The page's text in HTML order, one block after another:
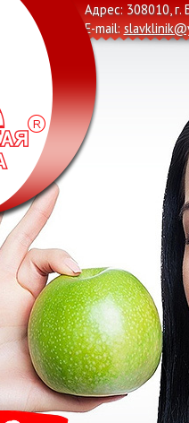
Адрес: 308010, г.
E-mail: